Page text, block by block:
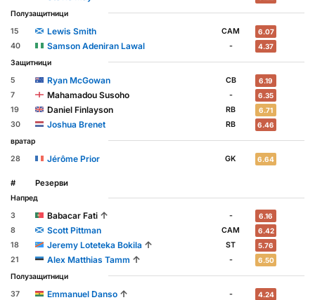
Полузащитници
15
Lewis Smith CAM 6.07
40 Samson Adeniran Lawal - 4.37
Защитници
5
Ryan McGowan CB 6.19
7 Mahamadou Susoho - 6.35
19 Daniel Finlayson RB 6.71
30 Joshua Brenet RB 6.46
вратар
28
Jérôme Prior GK 6.64
# Резерви
Напред
3
Babacar Fati ↑ - 6.16
8 Scott Pittman CAM 6.42
18 Jeremy Loteteka Bokila ↑ ST 5.76
21 Alex Matthias Tamm ↑ - 6.50
Полузащитници
37
Emmanuel Danso ↑ - 4.24